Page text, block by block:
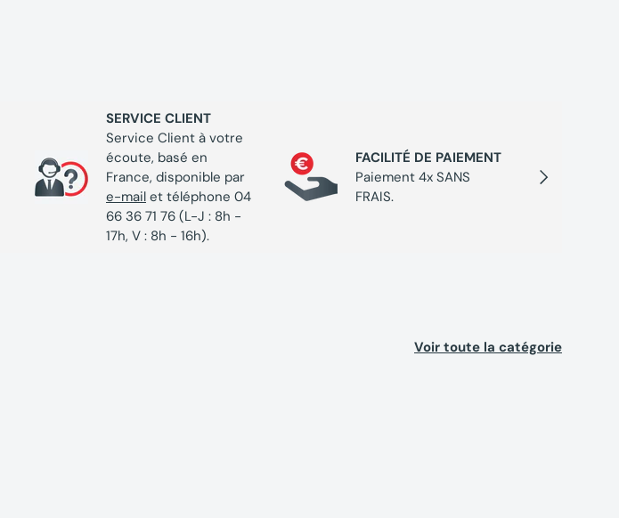
Suivant
SERVICE CLIENT
Service Client à votre
écoute, basé en
France, disponible par
e-mail et téléphone 04
66 36 71 76 (L-J : 8h -
17h, V : 8h - 16h).
FACILITÉ DE PAIEMENT
Paiement 4x SANS
FRAIS.
Voir toute la catégorie